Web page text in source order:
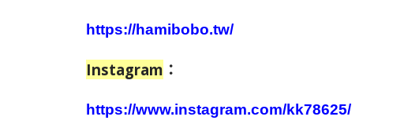
https://hamibobo.tw/
Instagram ：
https://www.instagram.com/kk78625/